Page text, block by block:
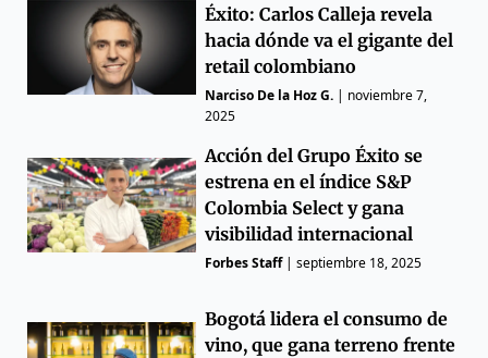
Éxito: Carlos Calleja revela
hacia dónde va el gigante del
retail colombiano
Narciso De la Hoz G. | noviembre 7,
2025
Acción del Grupo Éxito se
estrena en el índice S&P
Colombia Select y gana
visibilidad internacional
Forbes Staff|septiembre 18, 2025
Bogotá lidera el consumo de
vino, que gana terreno frente